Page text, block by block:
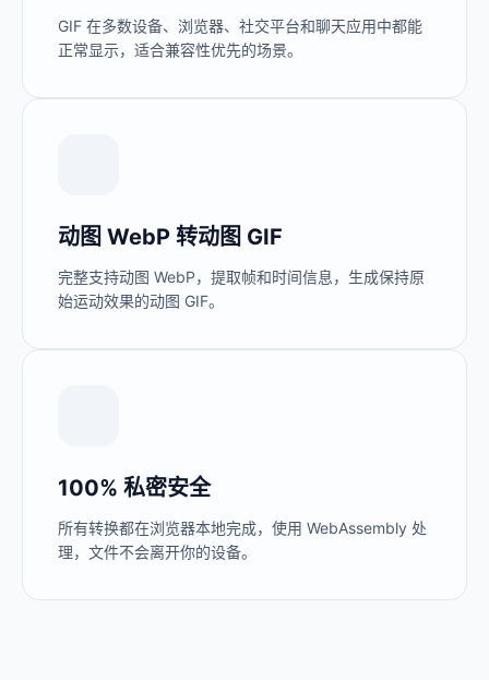
GIF 在多数设备、浏览器、社交平台和聊天应用中都能
正常显示，适合兼容性优先的场景。
动图 WebP 转动图 GIF
完整支持动图 WebP，提取帧和时间信息，生成保持原
始运动效果的动图 GIF。
100% 私密安全
所有转换都在浏览器本地完成，使用 WebAssembly 处
理，文件不会离开你的设备。